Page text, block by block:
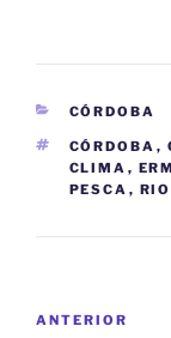
CÓRDOBA
ETIQUETAS
CÓRDOBA ,
CLIMA ,
PESCA , RIO
Entrada
ANTERIOR